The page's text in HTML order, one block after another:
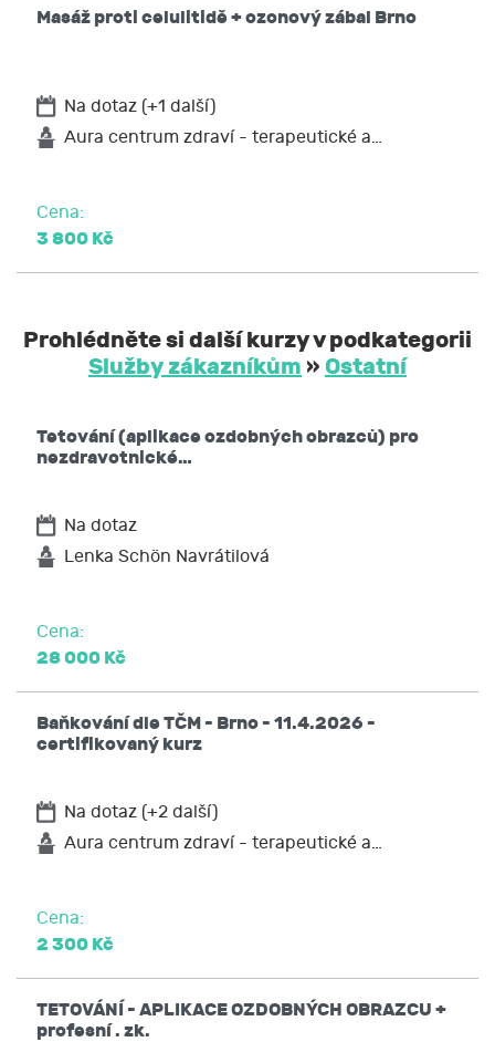
Masáž proti celulitidě + ozonový zábal Brno
Na dotaz (+1 další)
Aura centrum zdraví - terapeutické a…
Cena:
3 800 Kč
Prohlédněte si další kurzy v podkategorii
Služby zákazníkům » Ostatní
Tetování (aplikace ozdobných obrazců) pro
nezdravotnické…
Na dotaz
Lenka Schön Navrátilová
Cena:
28 000 Kč
Baňkování dle TČM - Brno - 11.4.2026 -
certifikovaný kurz
Na dotaz (+2 další)
Aura centrum zdraví - terapeutické a…
Cena:
2 300 Kč
TETOVÁNÍ - APLIKACE OZDOBNÝCH OBRAZCU +
profesní . zk.